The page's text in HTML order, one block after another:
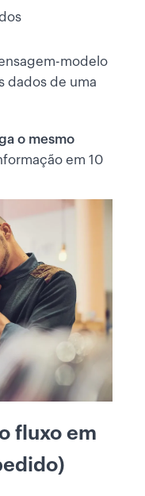
modelo
dados de uma
o mesmo
em 10
fluxo em